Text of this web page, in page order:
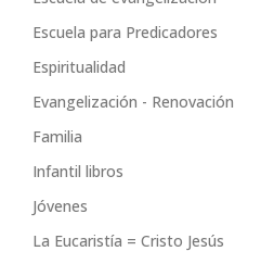
Escuela para Predicadores
Espiritualidad
Evangelización - Renovación
Familia
Infantil libros
Jóvenes
La Eucaristía = Cristo Jesús